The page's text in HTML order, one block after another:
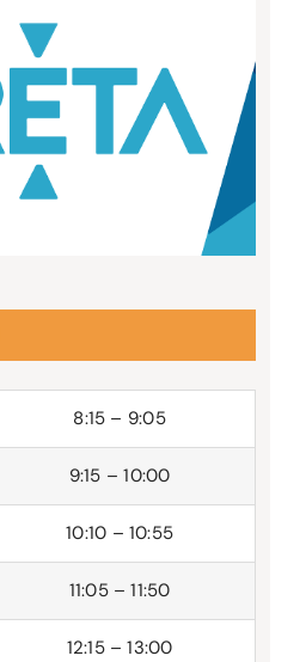
8:15 – 9:05
9:15 – 10:00
10:10 – 10:55
11:05 – 11:50
12:15 – 13:00